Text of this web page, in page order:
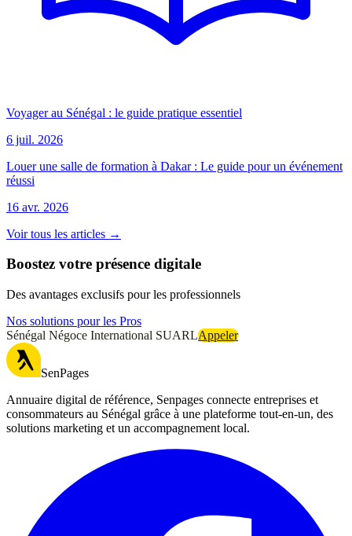
Voyager au Sénégal : le guide pratique essentiel
6 juil. 2026
Louer une salle de formation à Dakar : Le guide pour un événement
réussi
16 avr. 2026
Voir tous les articles →
Boostez votre présence digitale
Des avantages exclusifs pour les professionnels
Nos solutions pour les Pros
Sénégal Négoce International SUARLAppeler
SenPages
Annuaire digital de référence, Senpages connecte entreprises et
consommateurs au Sénégal grâce à une plateforme tout-en-un, des
solutions marketing et un accompagnement local.